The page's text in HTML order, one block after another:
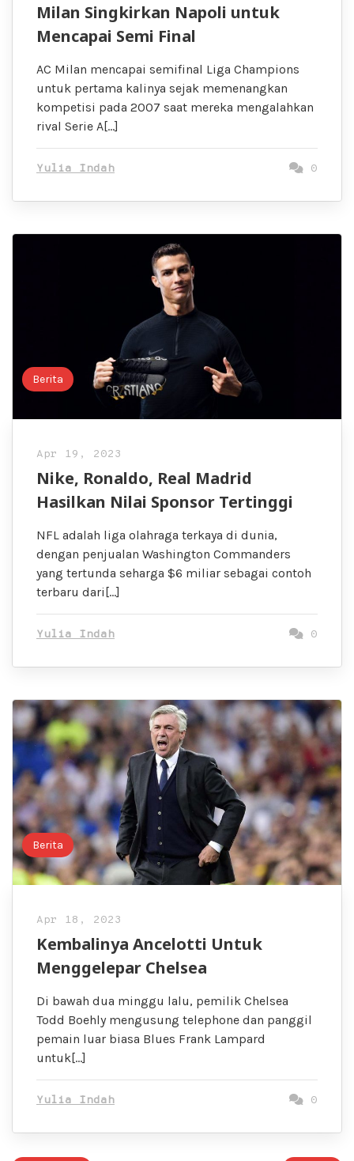
Milan Singkirkan Napoli untuk
Mencapai Semi Final
AC Milan mencapai semifinal Liga Champions
untuk pertama kalinya sejak memenangkan
kompetisi pada 2007 saat mereka mengalahkan
rival Serie A[…]
Yulia Indah 0
Berita
Apr 19, 2023
Nike, Ronaldo, Real Madrid
Hasilkan Nilai Sponsor Tertinggi
NFL adalah liga olahraga terkaya di dunia,
dengan penjualan Washington Commanders
yang tertunda seharga $6 miliar sebagai contoh
terbaru dari[…]
Yulia Indah 0
Berita
Apr 18, 2023
Kembalinya Ancelotti Untuk
Menggelepar Chelsea
Di bawah dua minggu lalu, pemilik Chelsea
Todd Boehly mengusung telephone dan panggil
pemain luar biasa Blues Frank Lampard
untuk[…]
Yulia Indah 0